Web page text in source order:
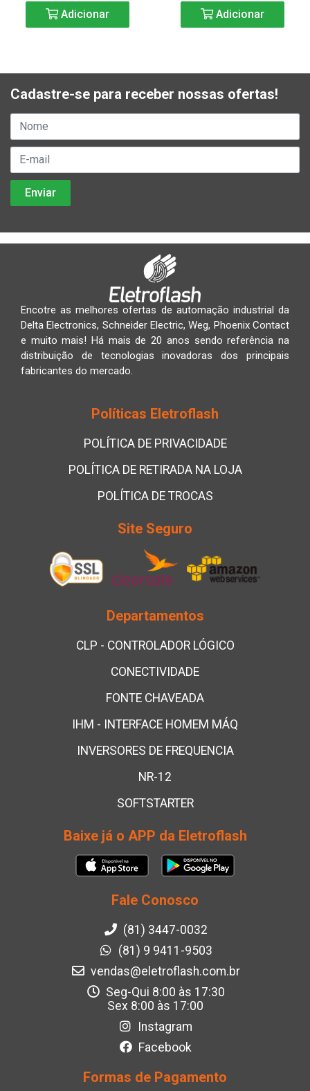
Adicionar Adicionar
Cadastre-se para receber nossas ofertas!
Encotre as melhores ofertas de automação industrial da
Delta Electronics, Schneider Electric, Weg, Phoenix Contact
e muito mais! Há mais de 20 anos sendo referência na
distribuição de tecnologias inovadoras dos principais
fabricantes do mercado.
Políticas Eletroflash
POLÍTICA DE PRIVACIDADE
POLÍTICA DE RETIRADA NA LOJA
POLÍTICA DE TROCAS
Site Seguro
Departamentos
CLP - CONTROLADOR LÓGICO
CONECTIVIDADE
FONTE CHAVEADA
IHM - INTERFACE HOMEM MÁQ
INVERSORES DE FREQUENCIA
NR-12
SOFTSTARTER
Baixe já o APP da Eletroflash
Fale Conosco
(81) 3447-0032
(81) 9 9411-9503
vendas@eletroflash.com.br
Seg-Qui 8:00 às 17:30
Sex 8:00 às 17:00
Instagram
Facebook
Formas de Pagamento